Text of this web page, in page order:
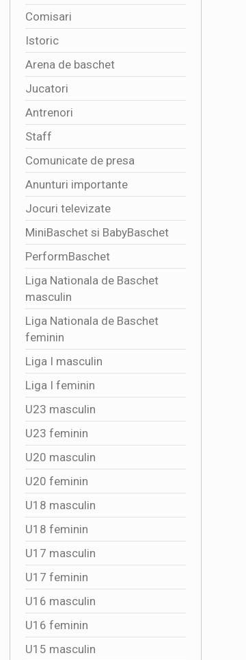
4341 DE SPECTATORI ALATURI DE
TRICOLORE
2026-08-01 16:50:01
Comisari
Istoric
Arena de baschet
Jucatori
Antrenori
Staff
Comunicate de presa
Anunturi importante
Jocuri televizate
MiniBaschet si BabyBaschet
PerformBaschet
Liga Nationala de Baschet
masculin
Liga Nationala de Baschet
feminin
Liga I masculin
Liga I feminin
U23 masculin
U23 feminin
U20 masculin
U20 feminin
U18 masculin
U18 feminin
U17 masculin
U17 feminin
U16 masculin
U16 feminin
U15 masculin